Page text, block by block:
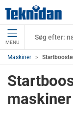
MENU
Maskiner
maskiner